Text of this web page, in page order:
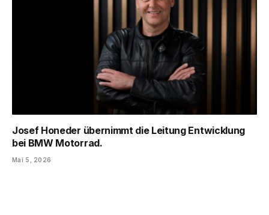
Josef Honeder übernimmt die Leitung Entwicklung
bei BMW Motorrad.
Mai 5, 2026